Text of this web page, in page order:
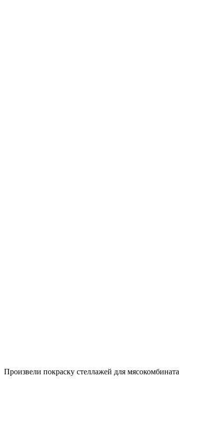
Произвели покраску стеллажей для мясокомбината